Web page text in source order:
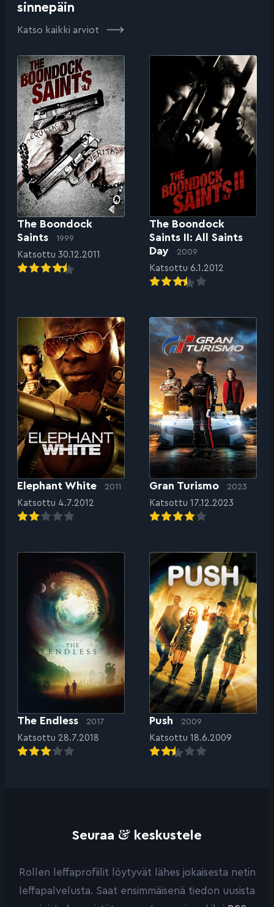
sinnepäin
Katso kaikki arviot
The Boondock
Saints
1999
Katsottu 30.12.2011
The Boondock
Saints II: All Saints
Day
2009
Katsottu 6.1.2012
Elephant White 2011
Katsottu 4.7.2012
Gran Turismo 2023
Katsottu 17.12.2023
The Endless 2017
Katsottu 28.7.2018
Push 2009
Katsottu 18.6.2009
Seuraa & keskustele
Rollen leffaprofiilit löytyvät lähes jokaisesta netin
leffapalvelusta. Saat ensimmäisenä tiedon uusista